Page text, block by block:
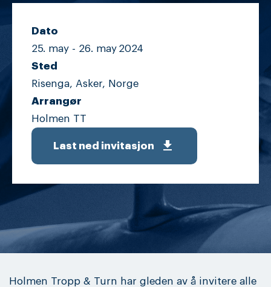
Dato
25. may - 26. may 2024
Sted
Risenga, Asker, Norge
Arrangør
Holmen TT
Last ned invitasjon get_app
Holmen Tropp & Turn har gleden av å invitere alle